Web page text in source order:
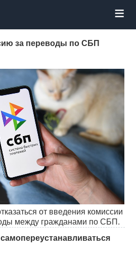
≡
за переводы по СБП
от введения комиссии
между гражданами по СБП.